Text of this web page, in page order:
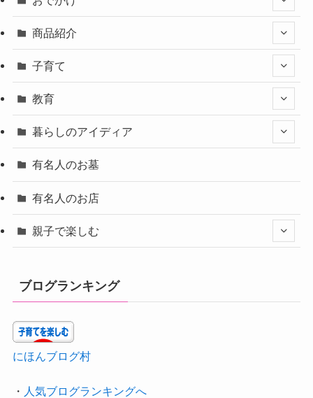
商品紹介
子育て
教育
暮らしのアイディア
有名人のお墓
有名人のお店
親子で楽しむ
ブログランキング
にほんブログ村
・ 人気ブログランキングへ